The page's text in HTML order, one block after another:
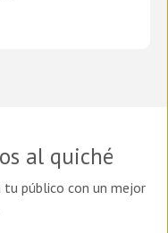
al quiché
público con un mejor